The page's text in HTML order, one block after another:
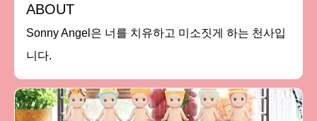
ABOUT
Sonny Angel은 너를 치유하고 미소짓게 하는 천사입
니다.